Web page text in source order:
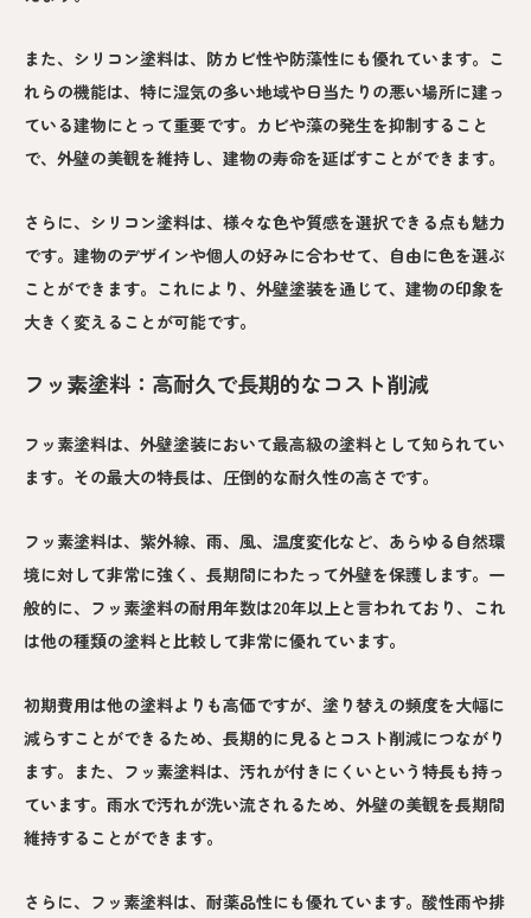
また、シリコン塗料は、防カビ性や防藻性にも優れています。こ
れらの機能は、特に湿気の多い地域や日当たりの悪い場所に建っ
ている建物にとって重要です。カビや藻の発生を抑制すること
で、外壁の美観を維持し、建物の寿命を延ばすことができます。
さらに、シリコン塗料は、様々な色や質感を選択できる点も魅力
です。建物のデザインや個人の好みに合わせて、自由に色を選ぶ
ことができます。これにより、外壁塗装を通じて、建物の印象を
大きく変えることが可能です。
フッ素塗料：高耐久で長期的なコスト削減
フッ素塗料は、外壁塗装において最高級の塗料として知られてい
ます。その最大の特長は、圧倒的な耐久性の高さです。
フッ素塗料は、紫外線、雨、風、温度変化など、あらゆる自然環
境に対して非常に強く、長期間にわたって外壁を保護します。一
般的に、フッ素塗料の耐用年数は20年以上と言われており、これ
は他の種類の塗料と比較して非常に優れています。
初期費用は他の塗料よりも高価ですが、塗り替えの頻度を大幅に
減らすことができるため、長期的に見るとコスト削減につながり
ます。また、フッ素塗料は、汚れが付きにくいという特長も持っ
ています。雨水で汚れが洗い流されるため、外壁の美観を長期間
維持することができます。
さらに、フッ素塗料は、耐薬品性にも優れています。酸性雨や排